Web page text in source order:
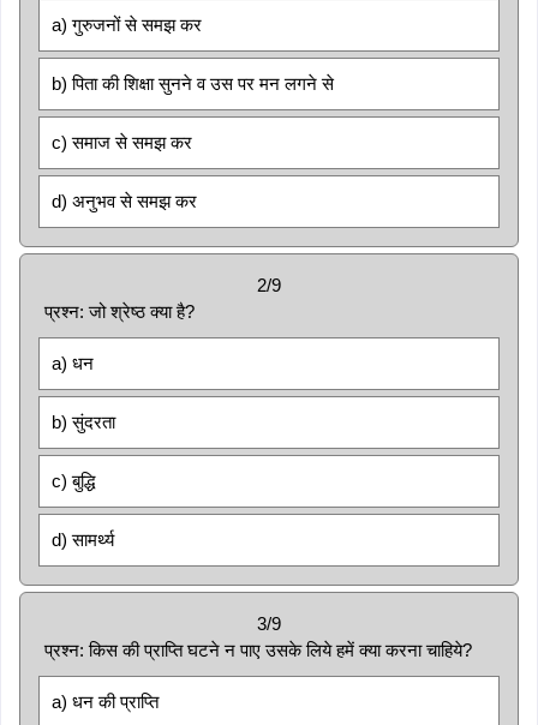
a) गुरुजनों से समझ कर
b) पिता की शिक्षा सुनने व उस पर मन लगने से
c) समाज से समझ कर
d) अनुभव से समझ कर
2/9
प्रश्न: जो श्रेष्ठ क्या है?
a) धन
b) सुंदरता
c) बुद्धि
d) सामर्थ्य
3/9
प्रश्न: किस की प्राप्ति घटने न पाए उसके लिये हमें क्या करना चाहिये?
a) धन की प्राप्ति